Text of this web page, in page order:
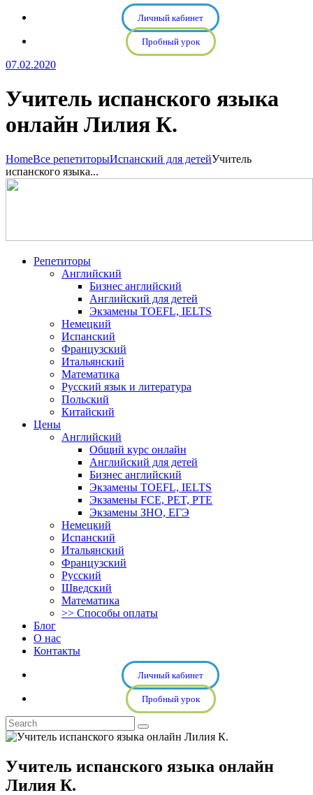
Личный кабинет
Пробный урок
07.02.2020
Учитель испанского языка
онлайн Лилия К.
HomeВсе репетиторыИспанский для детейУчитель
испанского языка...
Репетиторы
Английский
Бизнес английский
Английский для детей
Экзамены TOEFL, IELTS
Немецкий
Испанский
Французский
Итальянский
Математика
Русский язык и литература
Польский
Китайский
Цены
Английский
Общий курс онлайн
Английский для детей
Бизнес английский
Экзамены TOEFL, IELTS
Экзамены FCE, PET, PTE
Экзамены ЗНО, ЕГЭ
Немецкий
Испанский
Итальянский
Французский
Русский
Шведский
Математика
>> Способы оплаты
Блог
О нас
Контакты
Личный кабинет
Пробный урок
Учитель испанского языка онлайн
Лилия К.